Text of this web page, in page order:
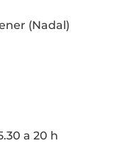
(Nadal)
a 20 h